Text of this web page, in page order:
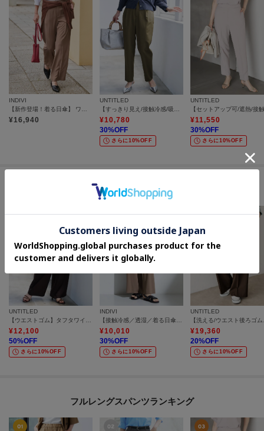
INDIVI
¥16,940
UNTITLED
¥10,780
30%OFF
さらに10%OFF
UNTITLED
¥11,550
30%OFF
さらに10%OFF
#きれいめパンツアイテム
UNTITLED
【ウエストゴム】タフタワイドパンツ
¥12,100
50%OFF
さらに10%OFF
INDIVI
【接触冷感／透湿／着る日傘】イージーワイドパンツ
¥10,010
30%OFF
さらに10%OFF
UNTITLED
【洗
¥19,360
20%OFF
さらに10%OFF
フルレングスパンツランキング